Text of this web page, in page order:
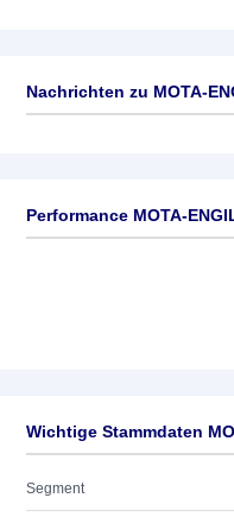
Nachrichten zu MOTA-
Performance MOTA-
Wichtige Stammdaten
Segment